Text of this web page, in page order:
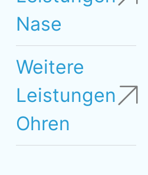
Nase
Weitere
Leistungen
Ohren